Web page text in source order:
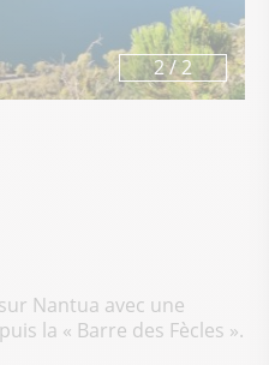
1/2
Nantua avec une
la « Barre des Fècles ».